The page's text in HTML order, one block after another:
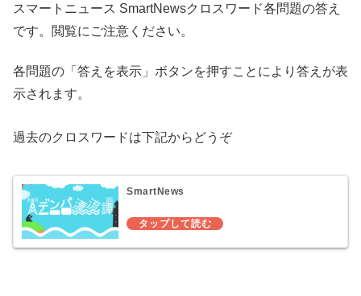
スマートニュース SmartNewsクロスワード各問題の答え
です。閲覧にご注意ください。
各問題の「答えを表示」ボタンを押すことにより答えが表
示されます。
過去のクロスワードは下記からどうぞ
SmartNews